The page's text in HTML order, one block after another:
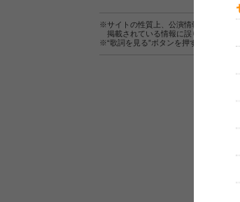
※サイトの性質上、公演情報およびセッ
掲載されている情報に誤りがある場合
※“歌詞を見る”ボタンを押すと、株式会